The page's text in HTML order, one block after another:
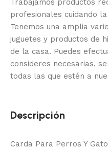
Trabajamos productos
profesionales cuidando
Tenemos una amplia
juguetes y productos de
de la casa. Puedes
consideres necesarias,
todas las que estén a
Descripción
Carda Para Perros Y